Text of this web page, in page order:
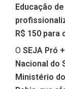
Educação
R$ 150 para
O SEJA Pró
Nacional do
Ministério